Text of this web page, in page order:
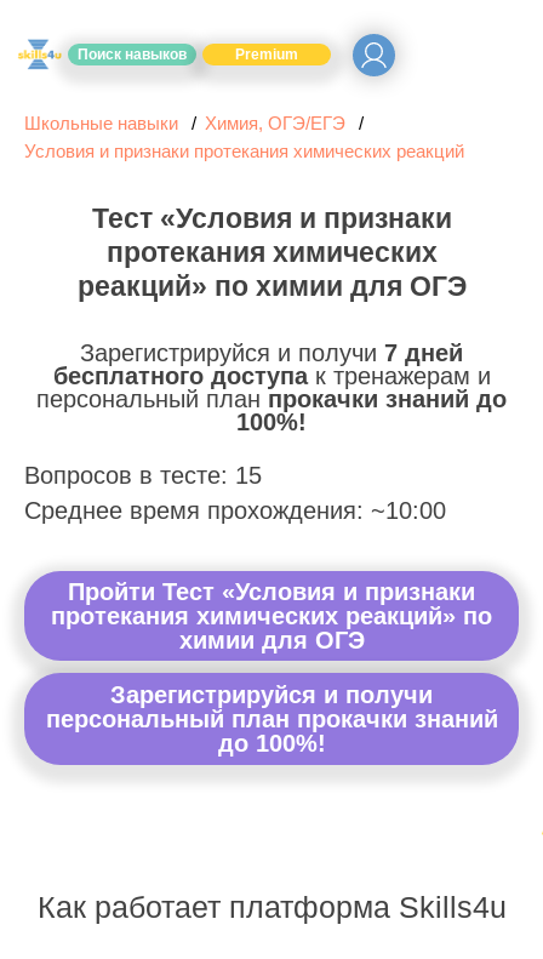
Поиск навыков Premium
Школьные навыки
Химия, ОГЭ/ЕГЭ
Условия и признаки протекания химических реакций
Тест «Условия и признаки
протекания химических
реакций» по химии для ОГЭ
Зарегистрируйся и получи 7 дней
бесплатного доступак тренажерам и
персональный план прокачки знаний до
100%!
Вопросов в тесте: 15
Среднее время прохождения: ~10:00
Пройти Тест «Условия и признаки
протекания химических реакций» по
химии для ОГЭ
Зарегистрируйся и получи
персональный план прокачки знаний
до 100%!
Как работает платформа Skills4u